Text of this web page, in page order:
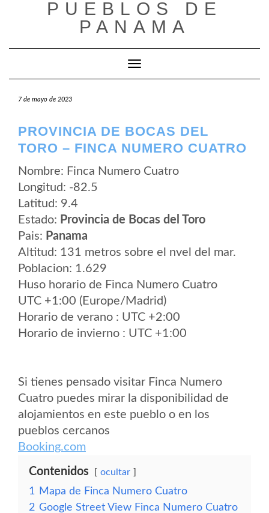
PUEBLOS DE
PANAMA
Cambiar modo de navegación
7 de mayo de 2023
PROVINCIA DE BOCAS DEL
TORO – FINCA NUMERO CUATRO
Nombre: Finca Numero Cuatro
Longitud: -82.5
Latitud: 9.4
Estado: Provincia de Bocas del Toro
Pais: Panama
Altitud: 131 metros sobre el nvel del mar.
Poblacion: 1.629
Huso horario de Finca Numero Cuatro
UTC +1:00 (Europe/Madrid)
Horario de verano : UTC +2:00
Horario de invierno : UTC +1:00
Si tienes pensado visitar Finca Numero
Cuatro puedes mirar la disponibilidad de
alojamientos en este pueblo o en los
pueblos cercanos
Booking.com
Contenidos ocultar
1
Mapa de Finca Numero Cuatro
2 Google Street View Finca Numero Cuatro